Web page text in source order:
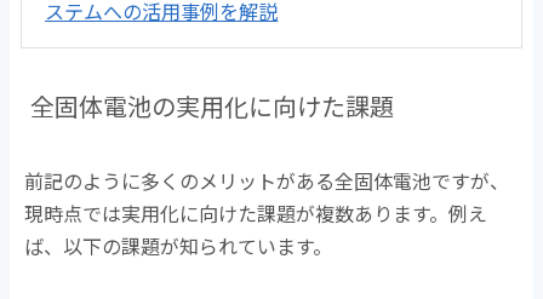
ステムへの活用事例を解説
全固体電池の実用化に向けた課題
前記のように多くのメリットがある全固体電池ですが、
現時点では実用化に向けた課題が複数あります。例え
ば、以下の課題が知られています。